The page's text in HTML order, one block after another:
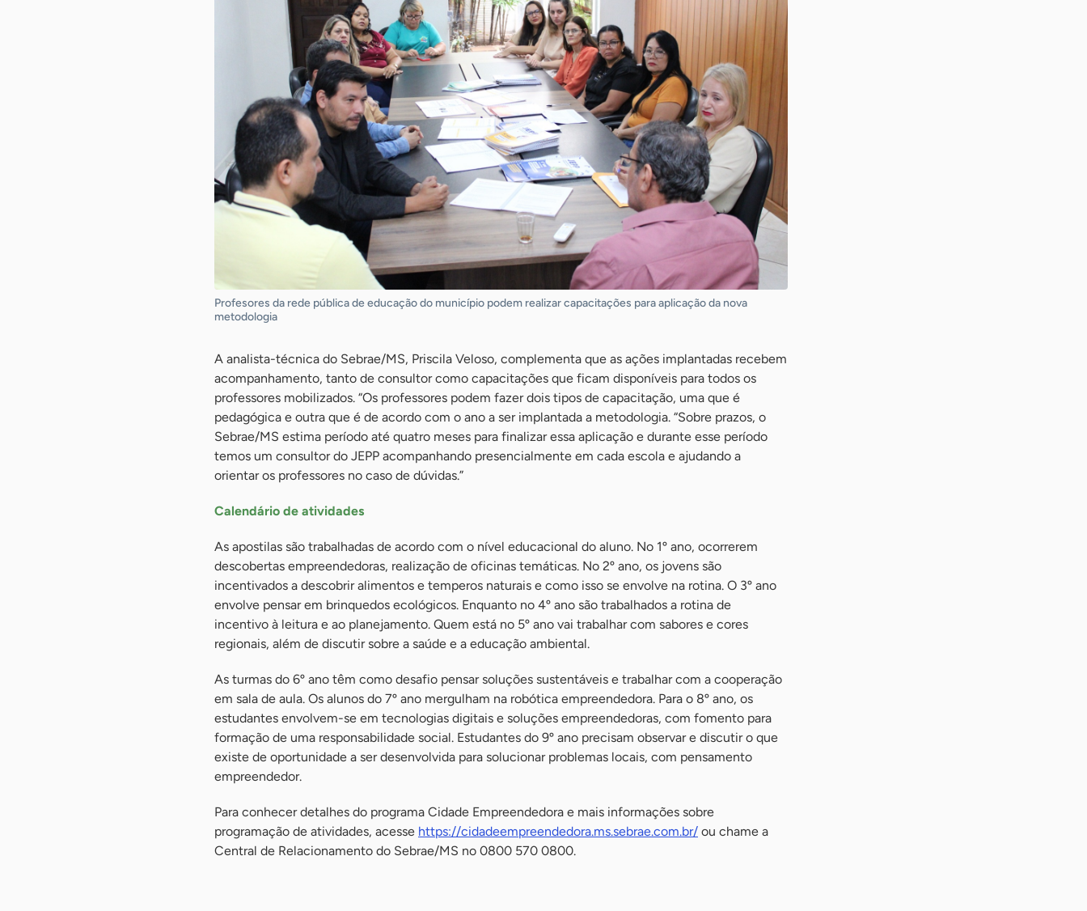
Profesores da rede pública de educação do município podem realizar capacitações para aplicação da nova
metodologia
A analista-técnica do Sebrae/MS, Priscila Veloso, complementa que as ações implantadas recebem
acompanhamento, tanto de consultor como capacitações que ficam disponíveis para todos os
professores mobilizados. “Os professores podem fazer dois tipos de capacitação, uma que é
pedagógica e outra que é de acordo com o ano a ser implantada a metodologia. “Sobre prazos, o
Sebrae/MS estima período até quatro meses para finalizar essa aplicação e durante esse período
temos um consultor do JEPP acompanhando presencialmente em cada escola e ajudando a
orientar os professores no caso de dúvidas.”
Calendário de atividades
As apostilas são trabalhadas de acordo com o nível educacional do aluno. No 1º ano, ocorrerem
descobertas empreendedoras, realização de oficinas temáticas. No 2º ano, os jovens são
incentivados a descobrir alimentos e temperos naturais e como isso se envolve na rotina. O 3º ano
envolve pensar em brinquedos ecológicos. Enquanto no 4º ano são trabalhados a rotina de
incentivo à leitura e ao planejamento. Quem está no 5º ano vai trabalhar com sabores e cores
regionais, além de discutir sobre a saúde e a educação ambiental.
As turmas do 6º ano têm como desafio pensar soluções sustentáveis e trabalhar com a cooperação
em sala de aula. Os alunos do 7º ano mergulham na robótica empreendedora. Para o 8º ano, os
estudantes envolvem-se em tecnologias digitais e soluções empreendedoras, com fomento para
formação de uma responsabilidade social. Estudantes do 9º ano precisam observar e discutir o que
existe de oportunidade a ser desenvolvida para solucionar problemas locais, com pensamento
empreendedor.
Para conhecer detalhes do programa Cidade Empreendedora e mais informações sobre
programação de atividades, acesse https://cidadeempreendedora.ms.sebrae.com.br/ ou chame a
Central de Relacionamento do Sebrae/MS no 0800 570 0800.